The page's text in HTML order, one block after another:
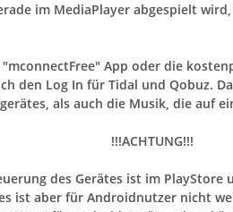
im MediaPlayer abgespielt
App oder die
den Log In für Tidal und Qobuz.
als auch die Musik, die auf
!!!ACHTUNG!!!
des Gerätes ist im
ist aber für Androidnutzer nicht